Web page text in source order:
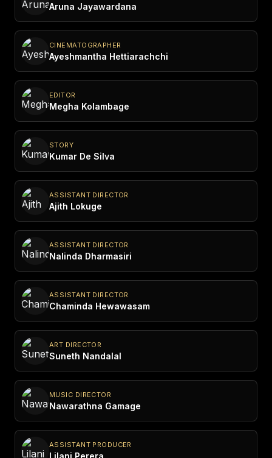
ඇන්ටන් ජේ.ප්‍රනාන්දු
Aruna Jayawardana
CINEMATOGRAPHER
Ayeshmantha Hettiarachchi
EDITOR
Megha Kolambage
STORY
Kumar De Silva
ASSISTANT DIRECTOR
Ajith Lokuge
ASSISTANT DIRECTOR
Nalinda Dharmasiri
ASSISTANT DIRECTOR
Chaminda Hewawasam
ART DIRECTOR
Suneth Nandalal
MUSIC DIRECTOR
Nawarathna Gamage
ASSISTANT PRODUCER
Lilani Perera